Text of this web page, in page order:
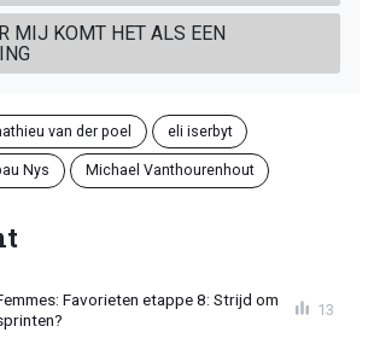
MIJ KOMT HET ALS EEN
van der poel eli iserbyt
Nys Michael Vanthourenhout
Favorieten etappe 8: Strijd om
13